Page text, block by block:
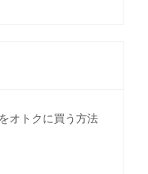
オトクに買う方法